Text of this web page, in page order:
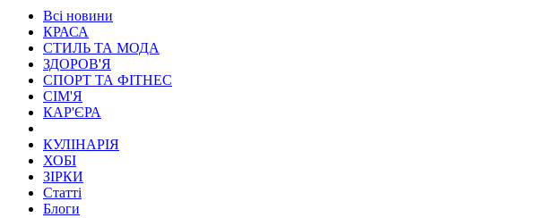
Всі новини
КРАСА
СТИЛЬ ТА МОДА
ЗДОРОВ'Я
СПОРТ ТА ФІТНЕС
СІМ'Я
КАР'ЄРА
КУЛІНАРІЯ
ХОБІ
ЗІРКИ
Статті
Блоги